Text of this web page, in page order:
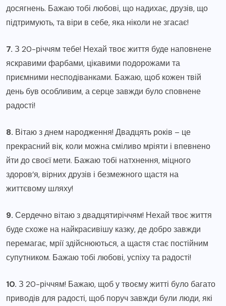
досягнень. Бажаю тобі любові, що надихає, друзів, що
підтримують, та віри в себе, яка ніколи не згасає!
7. З 20-річчям тебе! Нехай твоє життя буде наповнене
яскравими фарбами, цікавими подорожами та
приємними несподіванками. Бажаю, щоб кожен твій
день був особливим, а серце завжди було сповнене
радості!
8. Вітаю з днем народження! Двадцять років – це
прекрасний вік, коли можна сміливо мріяти і впевнено
йти до своєї мети. Бажаю тобі натхнення, міцного
здоров’я, вірних друзів і безмежного щастя на
життєвому шляху!
9. Сердечно вітаю з двадцятиріччям! Нехай твоє життя
буде схоже на найкрасивішу казку, де добро завжди
перемагає, мрії здійснюються, а щастя стає постійним
супутником. Бажаю тобі любові, успіху та радості!
10. З 20-річчям! Бажаю, щоб у твоєму житті було багато
приводів для радості, щоб поруч завжди були люди, які